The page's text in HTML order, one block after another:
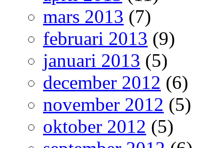
mars 2013 (7)
februari 2013 (9)
januari 2013 (5)
december 2012 (6)
november 2012 (5)
oktober 2012 (5)